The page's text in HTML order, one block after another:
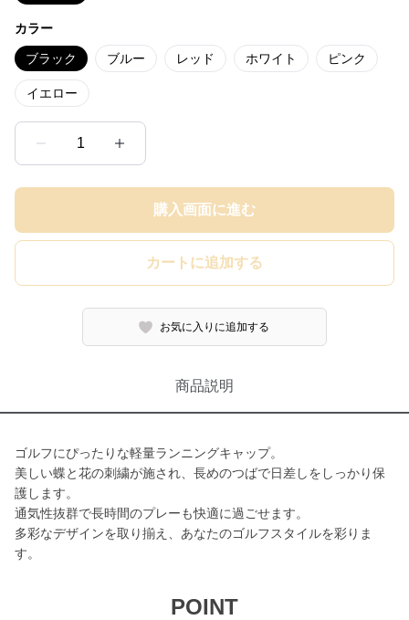
カラー
ブラック ブルー レッド ホワイト ピンク
イエロー
1
購入画面に進む
カートに追加する
お気に入りに追加する
商品説明
ゴルフにぴったりな軽量ランニングキャップ。
美しい蝶と花の刺繍が施され、長めのつばで日差しをしっかり保
護します。
通気性抜群で長時間のプレーも快適に過ごせます。
多彩なデザインを取り揃え、あなたのゴルフスタイルを彩りま
す。
POINT